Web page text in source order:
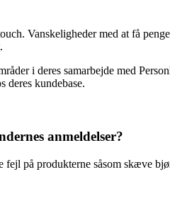
Vanskeligheder med at få
i deres samarbejde med
deres kundebase.
anmeldelser?
på produkterne såsom skæve